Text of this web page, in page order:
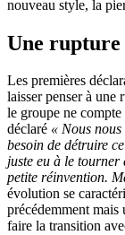
nouveau style, la
Une rupture
Les premières
laisser penser à une
le groupe ne
déclaré « Nous nous
besoin de détruire
juste eu à le tourner
petite réinvention.
évolution se
précédemment mais
faire la transition